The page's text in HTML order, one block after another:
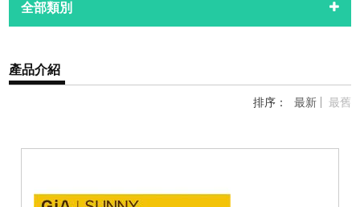
全部類別
產品介紹
排序： 最新 最舊